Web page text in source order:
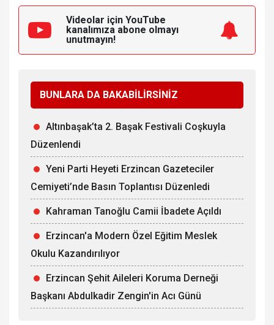
Videolar için YouTube
kanalımıza abone olmayı
unutmayın!
BUNLARA DA BAKABİLİRSİNİZ
Altınbaşak’ta 2. Başak Festivali Coşkuyla
Düzenlendi
Yeni Parti Heyeti Erzincan Gazeteciler
Cemiyeti’nde Basın Toplantısı Düzenledi
Kahraman Tanoğlu Camii İbadete Açıldı
Erzincan'a Modern Özel Eğitim Meslek
Okulu Kazandırılıyor
Erzincan Şehit Aileleri Koruma Derneği
Başkanı Abdulkadir Zengin'in Acı Günü